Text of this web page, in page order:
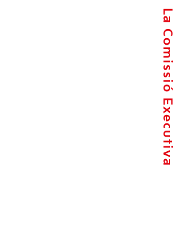
La Comissió Executiva